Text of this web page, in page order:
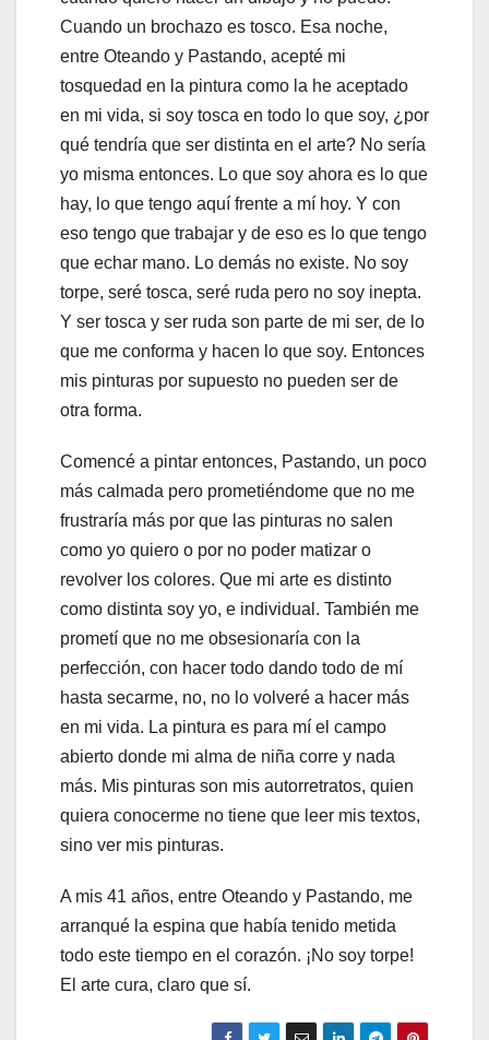
Cuando un brochazo es tosco. Esa noche,
entre Oteando y Pastando, acepté mi
tosquedad en la pintura como la he aceptado
en mi vida, si soy tosca en todo lo que soy, ¿por
qué tendría que ser distinta en el arte? No sería
yo misma entonces. Lo que soy ahora es lo que
hay, lo que tengo aquí frente a mí hoy. Y con
eso tengo que trabajar y de eso es lo que tengo
que echar mano. Lo demás no existe. No soy
torpe, seré tosca, seré ruda pero no soy inepta.
Y ser tosca y ser ruda son parte de mi ser, de lo
que me conforma y hacen lo que soy. Entonces
mis pinturas por supuesto no pueden ser de
otra forma.
Comencé a pintar entonces, Pastando, un poco
más calmada pero prometiéndome que no me
frustraría más por que las pinturas no salen
como yo quiero o por no poder matizar o
revolver los colores. Que mi arte es distinto
como distinta soy yo, e individual. También me
prometí que no me obsesionaría con la
perfección, con hacer todo dando todo de mí
hasta secarme, no, no lo volveré a hacer más
en mi vida. La pintura es para mí el campo
abierto donde mi alma de niña corre y nada
más. Mis pinturas son mis autorretratos, quien
quiera conocerme no tiene que leer mis textos,
sino ver mis pinturas.
A mis 41 años, entre Oteando y Pastando, me
arranqué la espina que había tenido metida
todo este tiempo en el corazón. ¡No soy torpe!
El arte cura, claro que sí.